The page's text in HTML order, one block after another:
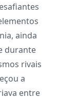
ainda
durante
rivais
a
entre